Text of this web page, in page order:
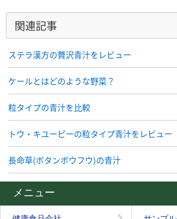
関連記事
ステラ漢方の贅沢青汁をレビュー
ケールとはどのような野菜？
粒タイプの青汁を比較
トウ・キユーピーの粒タイプ青汁をレビュー
長命草(ボタンボウフウ)の青汁
メニュー